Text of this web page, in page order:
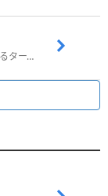
武器の『アビリティ』と『戦神』を駆使するターン制コマンドバトルRPG！